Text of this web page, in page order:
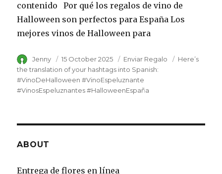
contenido Por qué los regalos de vino de
Halloween son perfectos para España Los
mejores vinos de Halloween para
Author
Jenny
Posted
on
15 October 2025 Category
Enviar Regalo Tags
Here’s
the translation of your hashtags into Spanish:
#VinoDeHalloween #VinoEspeluznante
#VinosEspeluznantes #HalloweenEspaña
ABOUT
Entrega de flores en línea